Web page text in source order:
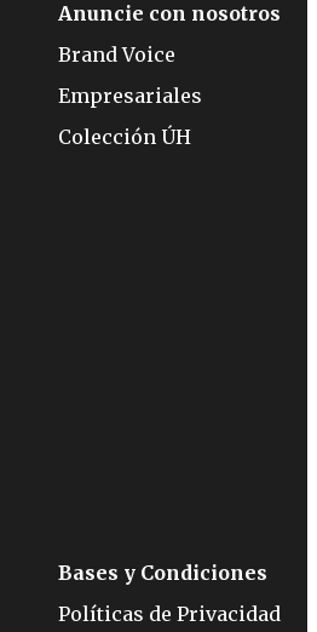
Anuncie con nosotros
Brand Voice
Empresariales
Colección ÚH
Bases y Condiciones
Políticas de Privacidad